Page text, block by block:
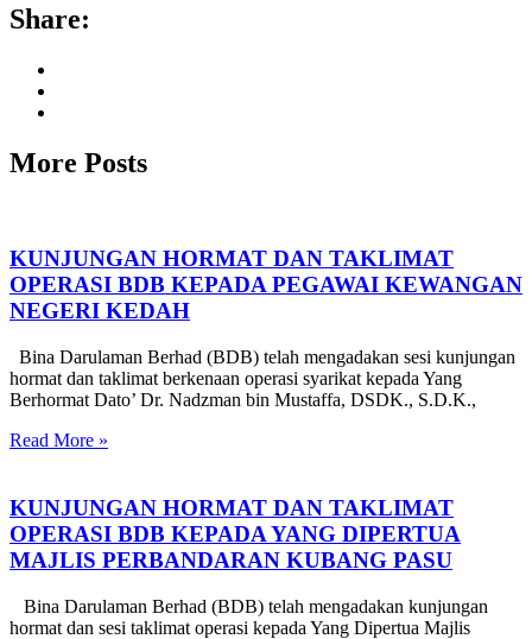
Share:
More Posts
KUNJUNGAN HORMAT DAN TAKLIMAT
OPERASI BDB KEPADA PEGAWAI KEWANGAN
NEGERI KEDAH
Bina Darulaman Berhad (BDB) telah mengadakan sesi kunjungan
hormat dan taklimat berkenaan operasi syarikat kepada Yang
Berhormat Dato’ Dr. Nadzman bin Mustaffa, DSDK., S.D.K.,
Read More »
KUNJUNGAN HORMAT DAN TAKLIMAT
OPERASI BDB KEPADA YANG DIPERTUA
MAJLIS PERBANDARAN KUBANG PASU
Bina Darulaman Berhad (BDB) telah mengadakan kunjungan
hormat dan sesi taklimat operasi kepada Yang Dipertua Majlis